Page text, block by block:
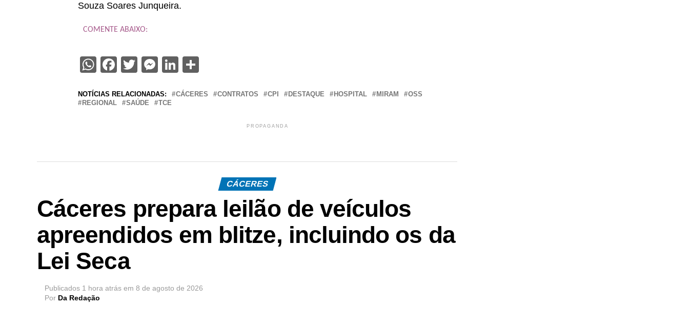
Souza Soares Junqueira.
COMENTE ABAIXO:
WhatsApp
Facebook
Twitter
Messenger
LinkedIn
NOTÍCIAS RELACIONADAS: CÁCERES CONTRATOS CPI DESTAQUE HOSPITAL MIRAM
OSS
REGIONAL
SAÚDE TCE
PROPAGANDA
CÁCERES
Cáceres prepara leilão de veículos
apreendidos em blitze, incluindo os da
Lei Seca
Publicados 1 hora atrás em 8 de agosto de 2026
Por Da Redação